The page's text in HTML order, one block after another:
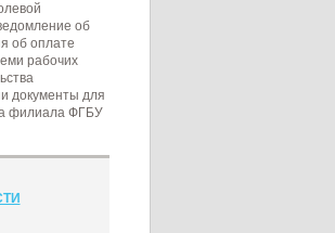
об
об оплате
рабочих
документы для
филиала ФГБУ